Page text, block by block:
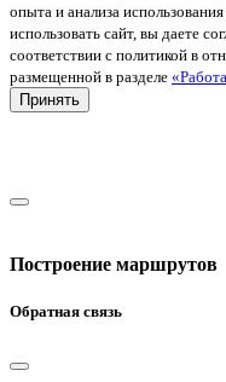
опыта и анализа
использовать сайт, вы даете
соответствии с политикой в
размещенной в разделе
Принять
Построение маршрутов
Обратная связь